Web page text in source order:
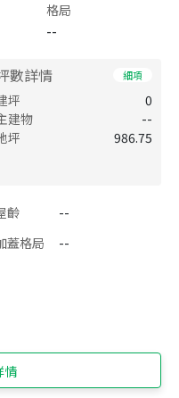
格局
--
數詳情 細項
坪
0
建物
--
坪
986.75
齡
--
蓋格局
--
情